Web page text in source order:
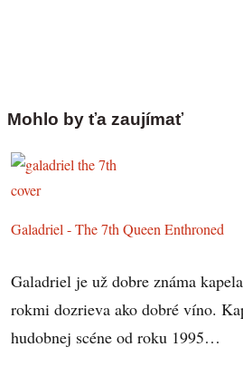
Mohlo by ťa zaujímať
Galadriel - The 7th Queen Enthroned
Galadriel je už dobre známa
rokmi dozrieva ako dobré víno.
hudobnej scéne od roku 1995…